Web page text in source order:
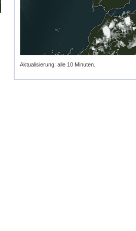
Aktualisierung: alle 10 Minuten.